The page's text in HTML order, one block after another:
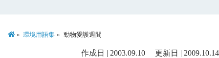
環境用語集 動物愛護週間
作成日 | 2003.09.10 更新日 | 2009.10.14